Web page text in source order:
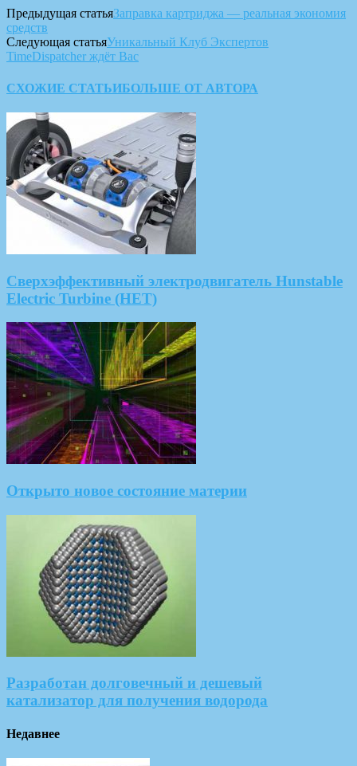
Предыдущая статьяЗаправка картриджа — реальная экономия
средств
Следующая статьяУникальный Клуб Экспертов
TimeDispatcher ждёт Вас
СХОЖИЕ СТАТЬИБОЛЬШЕ ОТ АВТОРА
Сверхэффективный электродвигатель Hunstable
Electric Turbine (HET)
Открыто новое состояние материи
Разработан долговечный и дешевый
катализатор для получения водорода
Недавнее